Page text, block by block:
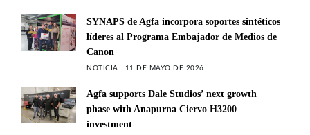
SYNAPS de Agfa incorpora soportes sintéticos
líderes al Programa Embajador de Medios de
Canon
NOTICIA 11 DE MAYO DE 2026
Agfa supports Dale Studios’ next growth
phase with Anapurna Ciervo H3200
investment